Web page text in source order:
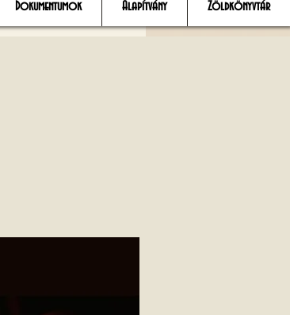
Dokumentumok Alapítvány Zöldkönyvtár